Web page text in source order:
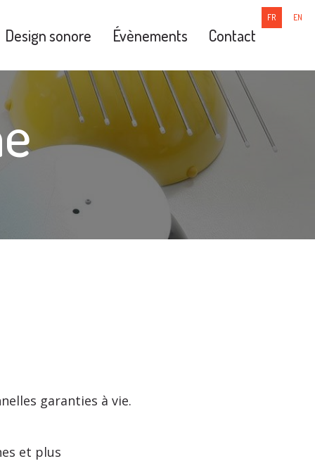
FR EN
Design sonore Évènements Contact
garanties à vie.
et plus